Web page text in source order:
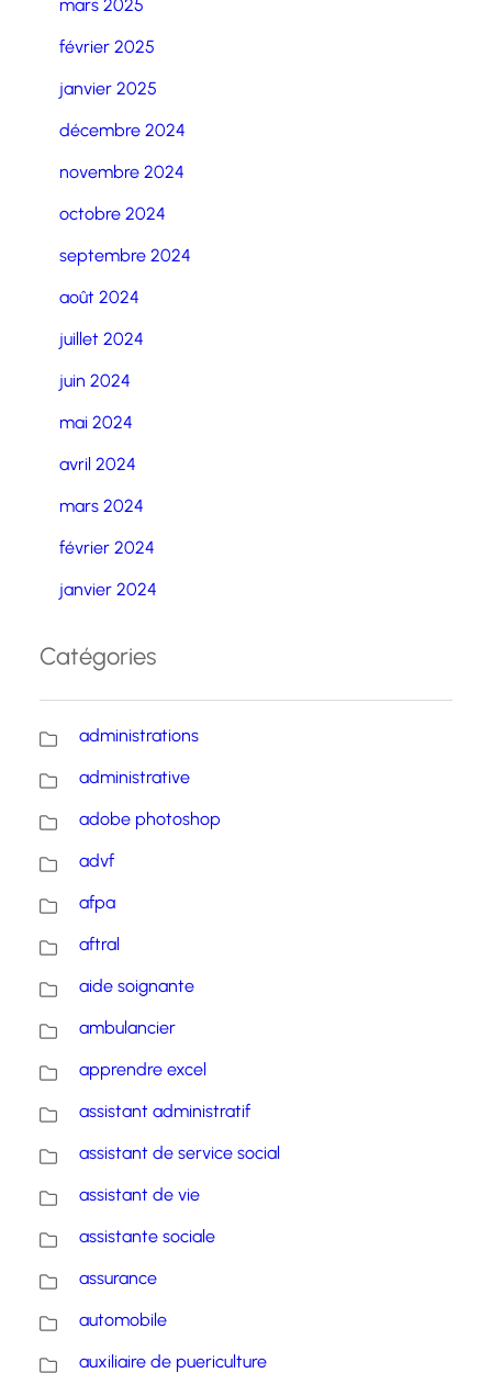
mars 2025
février 2025
janvier 2025
décembre 2024
novembre 2024
octobre 2024
septembre 2024
août 2024
juillet 2024
juin 2024
mai 2024
avril 2024
mars 2024
février 2024
janvier 2024
Catégories
administrations
administrative
adobe photoshop
advf
afpa
aftral
aide soignante
ambulancier
apprendre excel
assistant administratif
assistant de service social
assistant de vie
assistante sociale
assurance
automobile
auxiliaire de puericulture